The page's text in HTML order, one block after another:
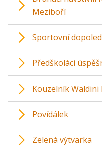
Meziboří
Sportovní
Předškoláci
Kouzelník Waldini
Povídálek
Zelená výtvarka